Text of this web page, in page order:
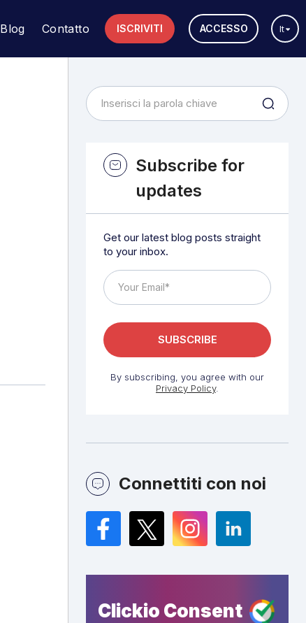
ISCRIVITI ACCESSO It
Blog Contatto
Subscribe for
updates
Get our latest blog posts straight
to your inbox.
By subscribing, you agree with our
Privacy Policy.
Connettiti con noi
Facebook
TwitterInstagramLinkedIn
Clickio Consent